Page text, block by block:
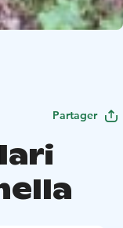
Partager